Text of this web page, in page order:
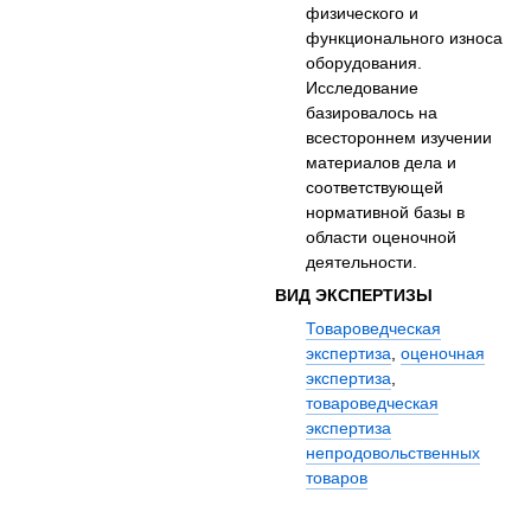
физического и
функционального износа
оборудования.
Исследование
базировалось на
всестороннем изучении
материалов дела и
соответствующей
нормативной базы в
области оценочной
деятельности.
ВИД ЭКСПЕРТИЗЫ
Товароведческая
экспертиза,оценочная
экспертиза,
товароведческая
экспертиза
непродовольственных
товаров